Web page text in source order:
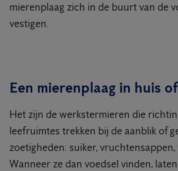
mierenplaag zich in de buurt van de
vestigen.
Een mierenplaag in huis
Het zijn de werkstermieren die
leefruimtes trekken bij de aanblik of
zoetigheden: suiker,
Wanneer ze dan voedsel vinden,